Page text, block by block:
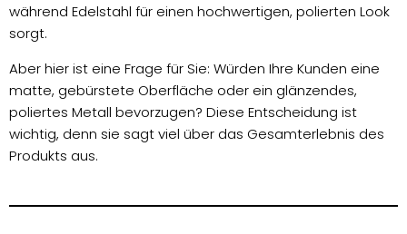
während Edelstahl für einen hochwertigen, polierten Look
sorgt.
Aber hier ist eine Frage für Sie: Würden Ihre Kunden eine
matte, gebürstete Oberfläche oder ein glänzendes,
poliertes Metall bevorzugen? Diese Entscheidung ist
wichtig, denn sie sagt viel über das Gesamterlebnis des
Produkts aus.